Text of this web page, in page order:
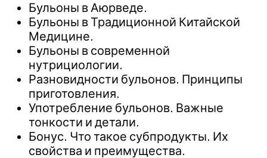
Бульоны в Аюрведе.
Бульоны в Традиционной Китайской
Медицине.
Бульоны в современной
нутрициологии.
Разновидности бульонов. Принципы
приготовления.
Употребление бульонов. Важные
тонкости и детали.
Бонус. Что такое субпродукты. Их
свойства и преимущества.